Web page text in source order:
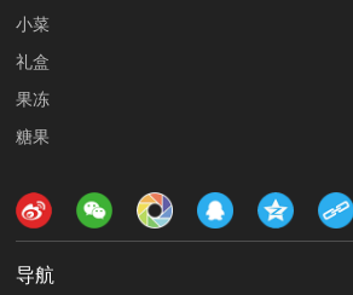
小菜
礼盒
果冻
糖果
导航